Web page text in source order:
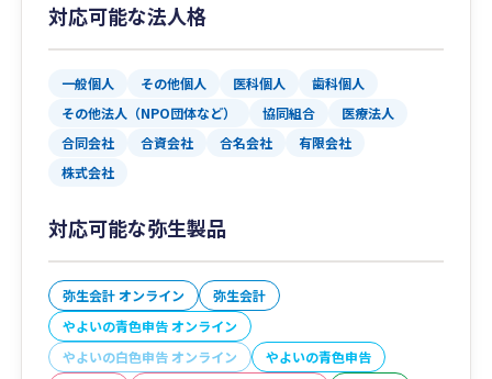
対応可能な法人格
一般個人 その他個人 医科個人
歯科個人
その他法人（NPO団体など）
協同組合
医療法人
合同会社
合資会社 合名会社
有限会社
株式会社
対応可能な弥生製品
弥生会計 オンライン
弥生会計
やよいの青色申告 オンライン
やよいの白色申告 オンライン
やよいの青色申告